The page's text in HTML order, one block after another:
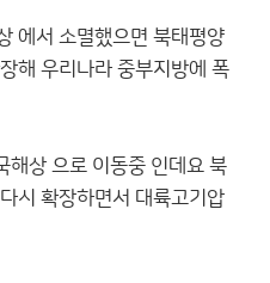
에서 소멸했으면 북태평양
해 우리나라 중부지방에 폭
해상 으로 이동중 인데요 북
시 확장하면서 대륙고기압